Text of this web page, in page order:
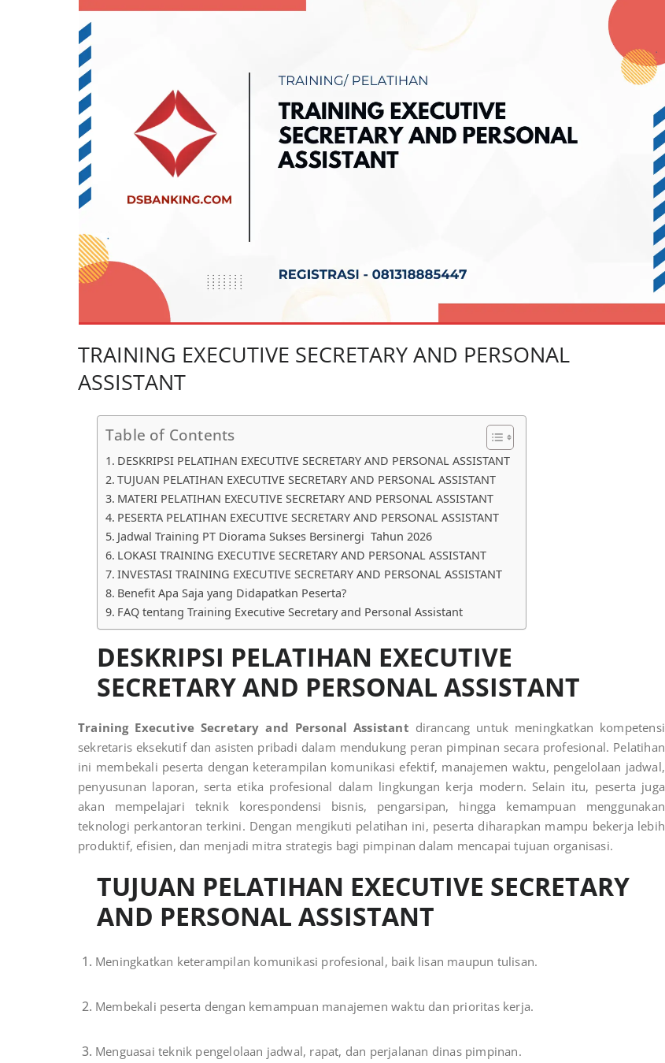
TRAINING EXECUTIVE SECRETARY AND PERSONAL
ASSISTANT
Table of Contents
DESKRIPSI PELATIHAN EXECUTIVE SECRETARY AND PERSONAL ASSISTANT
TUJUAN PELATIHAN EXECUTIVE SECRETARY AND PERSONAL ASSISTANT
MATERI PELATIHAN EXECUTIVE SECRETARY AND PERSONAL ASSISTANT
PESERTA PELATIHAN EXECUTIVE SECRETARY AND PERSONAL ASSISTANT
Jadwal Training PT Diorama Sukses Bersinergi Tahun 2026
LOKASI TRAINING EXECUTIVE SECRETARY AND PERSONAL ASSISTANT
INVESTASI TRAINING EXECUTIVE SECRETARY AND PERSONAL ASSISTANT
Benefit Apa Saja yang Didapatkan Peserta?
FAQ tentang Training Executive Secretary and Personal Assistant
DESKRIPSI PELATIHAN EXECUTIVE
SECRETARY AND PERSONAL ASSISTANT
Training Executive Secretary and Personal Assistant dirancang untuk meningkatkan kompetensi
sekretaris eksekutif dan asisten pribadi dalam mendukung peran pimpinan secara profesional. Pelatihan
ini membekali peserta dengan keterampilan komunikasi efektif, manajemen waktu, pengelolaan jadwal,
penyusunan laporan, serta etika profesional dalam lingkungan kerja modern. Selain itu, peserta juga
akan mempelajari teknik korespondensi bisnis, pengarsipan, hingga kemampuan menggunakan
teknologi perkantoran terkini. Dengan mengikuti pelatihan ini, peserta diharapkan mampu bekerja lebih
produktif, efisien, dan menjadi mitra strategis bagi pimpinan dalam mencapai tujuan organisasi.
TUJUAN PELATIHAN EXECUTIVE SECRETARY
AND PERSONAL ASSISTANT
Meningkatkan keterampilan komunikasi profesional, baik lisan maupun tulisan.
Membekali peserta dengan kemampuan manajemen waktu dan prioritas kerja.
Menguasai teknik pengelolaan jadwal, rapat, dan perjalanan dinas pimpinan.